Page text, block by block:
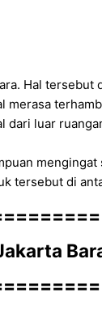
Hal
luar
tersebut di